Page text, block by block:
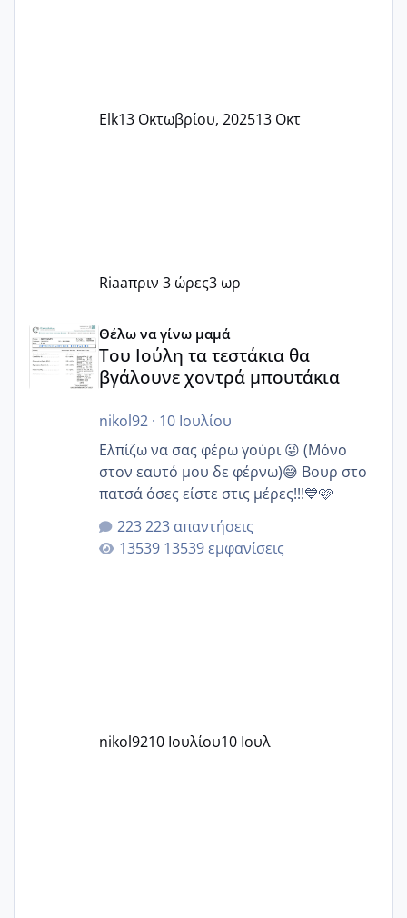
Elk13 Οκτωβρίου, 202513 Οκτ
Riaaπριν 3 ώρες3 ωρ
Θέλω να γίνω μαμά
Του Ιούλη τα τεστάκια θα
βγάλουνε χοντρά μπουτάκια
nikol92· 10 Ιουλίου
Ελπίζω να σας φέρω γούρι 😜 (Μόνο
στον εαυτό μου δε φέρνω)😅 Βουρ στο
πατσά όσες είστε στις μέρες!!!💙🩷
223 απαντήσεις
13539 εμφανίσεις
nikol9210 Ιουλίου10 Ιουλ